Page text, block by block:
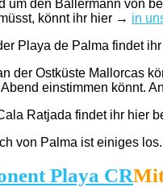
um den Ballermann von
könnt ihr hier → in
Playa de Palma findet
der Ostküste Mallorcas
einstimmen könnt.
Ratjada findet ihr hier
von Palma ist einiges